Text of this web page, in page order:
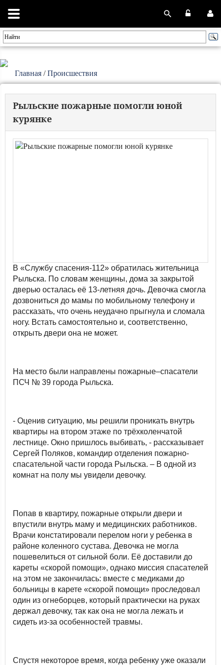
Главная /Происшествия
Рыльские пожарные помогли юной
курянке
В «Службу спасения-112» обратилась жительница
Рыльска. По словам женщины, дома за закрытой
дверью осталась её 13-летняя дочь. Девочка смогла
дозвониться до мамы по мобильному телефону и
рассказать, что очень неудачно прыгнула и сломала
ногу. Встать самостоятельно и, соответственно,
открыть двери она не может.
На место были направлены пожарные–спасатели
ПСЧ № 39 города Рыльска.
- Оценив ситуацию, мы решили проникать внутрь
квартиры на втором этаже по трёхколенчатой
лестнице. Окно пришлось выбивать, - рассказывает
Сергей Поляков, командир отделения пожарно-
спасательной части города Рыльска. – В одной из
комнат на полу мы увидели девочку.
Попав в квартиру, пожарные открыли двери и
впустили внутрь маму и медицинских работников.
Врачи констатировали перелом ноги у ребенка в
районе коленного сустава. Девочка не могла
пошевелиться от сильной боли. Её доставили до
кареты «скорой помощи», однако миссия спасателей
на этом не закончилась: вместе с медиками до
больницы в карете «скорой помощи» проследовал
один из огнеборцев, который практически на руках
держал девочку, так как она не могла лежать и
сидеть из-за особенностей травмы.
Спустя некоторое время, когда ребенку уже оказали